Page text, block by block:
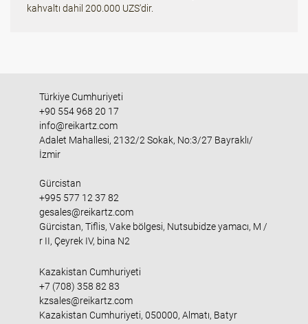
kahvaltı dahil 200.000 UZS'dir.
Türkiye Cumhuriyeti
+90 554 968 20 17
info@reikartz.com
Adalet Mahallesi, 2132/2 Sokak, No:3/27 Bayraklı/
İzmir
Gürcistan
+995 577 12 37 82
gesales@reikartz.com
Gürcistan, Tiflis, Vake bölgesi, Nutsubidze yamacı, M /
r II, Çeyrek IV, bina N2
Kazakistan Cumhuriyeti
+7 (708) 358 82 83
kzsales@reikartz.com
Kazakistan Cumhuriyeti, 050000, Almatı, Batyr